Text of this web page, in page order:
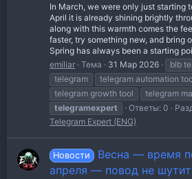
In March, we were only just starting
April it is already shining brightly
along with this warmth comes the
faster, try something new, and bring
Spring has always been a starting
emiliar Тема 31 Мар 2026 blb
telegram
telegram automation
telegram growth tool
telegram
telegramexpert
Ответы: 0
Telegram Expert (ENG)
Новости
Весна — время
апреля — повод не